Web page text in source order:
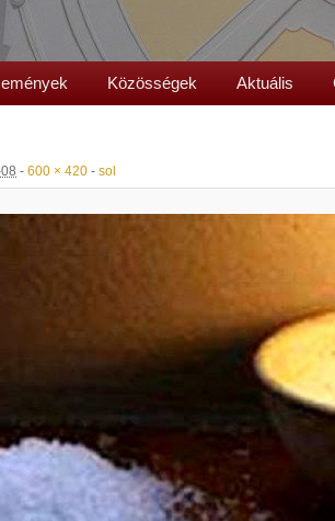
Közösségek Aktuális
- 600 × 420 - sol